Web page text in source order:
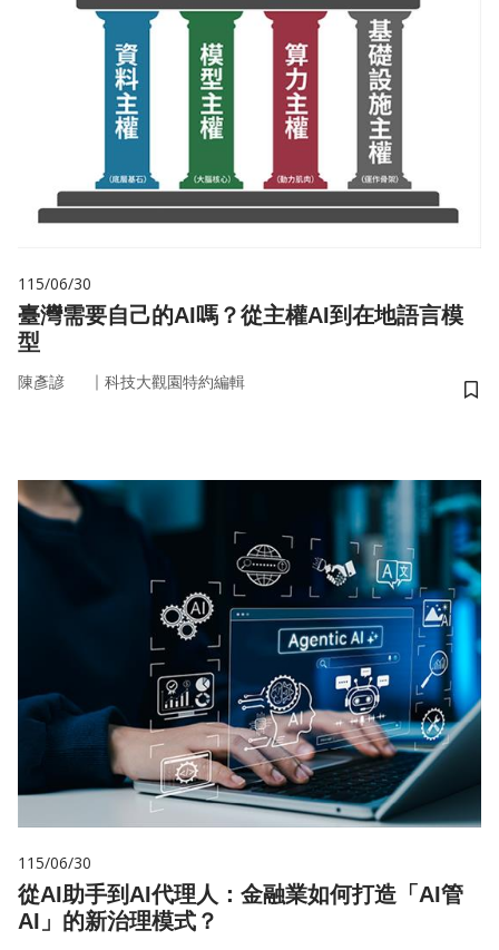
115/06/30
臺灣需要自己的AI嗎？從主權AI到在地語言模
型
陳彥諺 ｜ 科技大觀園特約編輯
儲
115/06/30
從AI助手到AI代理人：金融業如何打造「AI管
AI」的新治理模式？